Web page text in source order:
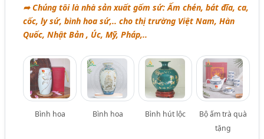
➦ Chúng tôi là nhà sản xuất gốm sứ: Ấm chén, bát đĩa, ca,
cốc, ly sứ, bình hoa sứ,.. cho thị trường Việt Nam, Hàn
Quốc, Nhật Bản , Úc, Mỹ, Pháp,..
Bình hoa Bình hoa Bình hút lộc
Bộ ấm trà quà
tặng